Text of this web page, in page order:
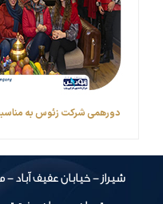
دورهمی شرکت زئوس به
شیراز - خیابان عفیف آباد